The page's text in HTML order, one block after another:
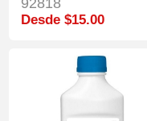
Desde $15.00